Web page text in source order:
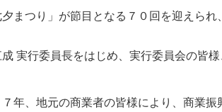
まつり」が節目となる７０回を迎えられ
実行委員長をはじめ、実行委員会の皆
年、地元の商業者の皆様により、商業